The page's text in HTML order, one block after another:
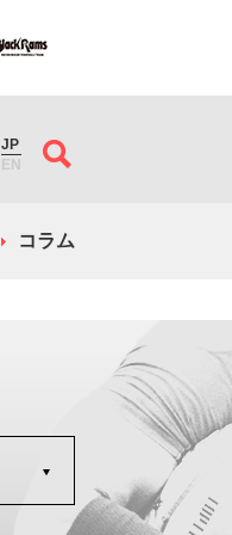
JP
EN
コラム